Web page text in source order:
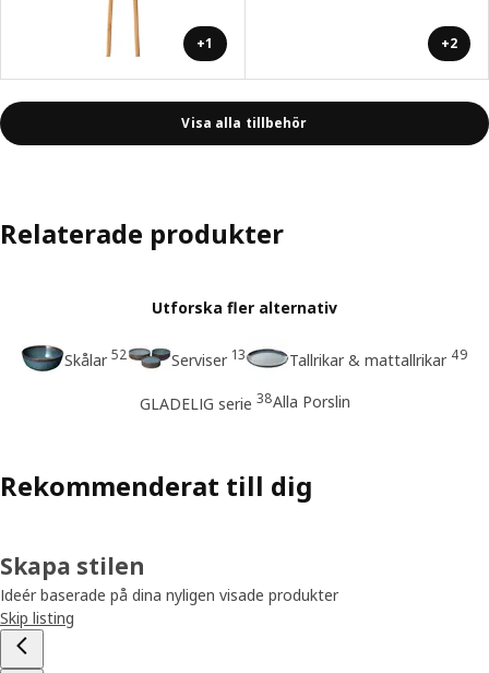
+1 +2
Visa alla tillbehör
Relaterade produkter
Utforska fler alternativ
Skålar 52 Serviser 13 Tallrikar & mattallrikar 49
GLADELIG serie 38Alla Porslin
Rekommenderat till dig
Skapa stilen
Ideér baserade på dina nyligen visade produkter
Skip listing